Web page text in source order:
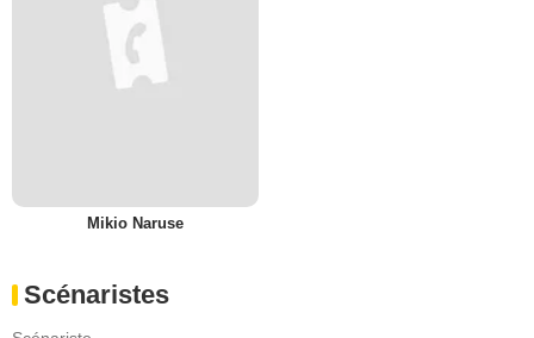
Mikio Naruse
Scénaristes